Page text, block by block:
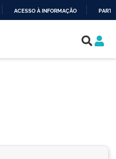
ACESSO À INFORMAÇÃO